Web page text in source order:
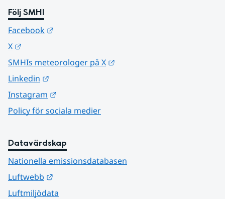
Följ SMHI
Facebook
X
SMHIs meteorologer på X
Linkedin
Instagram
Policy för sociala medier
Datavärdskap
Nationella emissionsdatabasen
Luftwebb
Luftmiljödata